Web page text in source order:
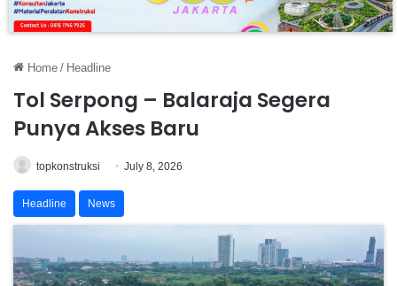
Home / Headline
Tol Serpong – Balaraja Segera
Punya Akses Baru
topkonstruksi July 8, 2026
Headline News